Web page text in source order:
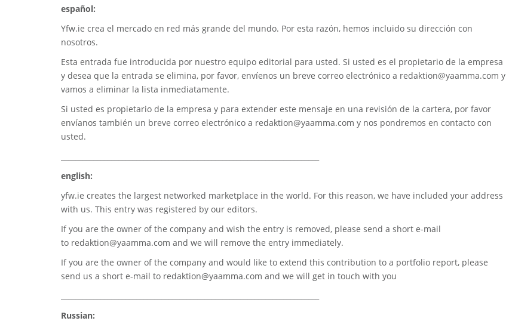
español:
Yfw.ie crea el mercado en red más grande del mundo. Por esta razón, hemos incluido su dirección con
nosotros.
Esta entrada fue introducida por nuestro equipo editorial para usted. Si usted es el propietario de la empresa
y desea que la entrada se elimina, por favor, envíenos un breve correo electrónico a redaktion@yaamma.com y
vamos a eliminar la lista inmediatamente.
Si usted es propietario de la empresa y para extender este mensaje en una revisión de la cartera, por favor
envíanos también un breve correo electrónico a redaktion@yaamma.com y nos pondremos en contacto con
usted.
english:
yfw.ie creates the largest networked marketplace in the world. For this reason, we have included your address
with us. This entry was registered by our editors.
If you are the owner of the company and wish the entry is removed, please send a short e-mail
to redaktion@yaamma.com and we will remove the entry immediately.
If you are the owner of the company and would like to extend this contribution to a portfolio report, please
send us a short e-mail to redaktion@yaamma.com and we will get in touch with you
Russian: